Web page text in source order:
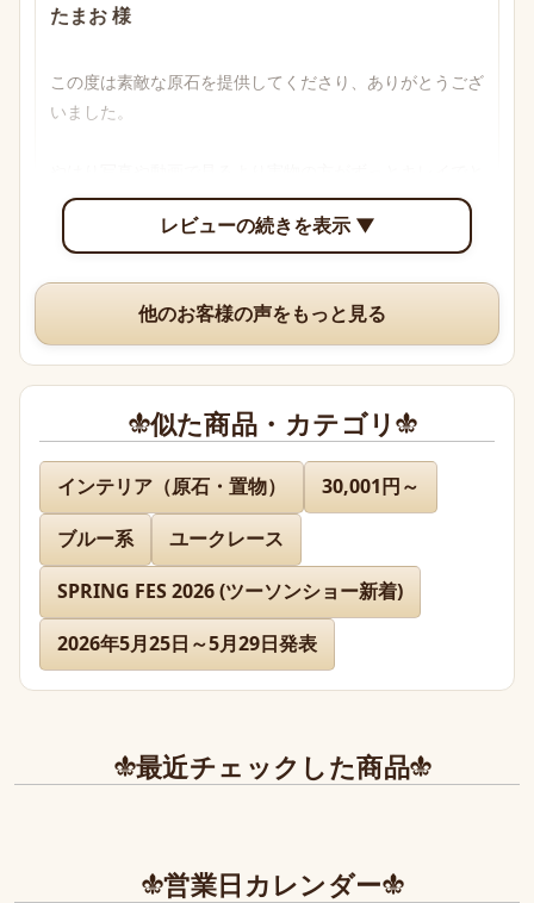
たまお 様
この度は素敵な原石を提供してくださり、ありがとうござ
いました。
ても気に入っています。
思わぬプレゼントにも驚きましたが、そんな心遣いが嬉し
かったです。
フローライトは透明度が高く、とても綺麗な緑色をしてい
ました。共生したクォーツと相まってキラキラと可愛らし
いです。
この度も素敵な品をありがとうございました！
レビューの続きを表示 ▼
他のお客様の声をもっと見る
似た商品・カテゴリ
インテリア（原石・置物）
30,001円～
ブルー系
ユークレース
SPRING FES 2026 (ツーソンショー新着)
2026年5月25日～5月29日発表
最近チェックした商品
営業日カレンダー